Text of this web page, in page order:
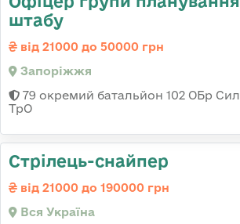
штабу
від 21000 до 50000 грн
Запоріжжя
79 окремий батальйон 102 ОБр Сил
ТрО
Стрілець-снайпер
від 21000 до 190000 грн
Вся Україна